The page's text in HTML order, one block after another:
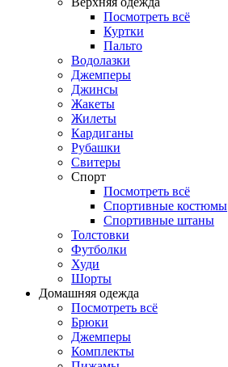
Посмотреть всё
Куртки
Пальто
Водолазки
Джемперы
Джинсы
Жакеты
Жилеты
Кардиганы
Рубашки
Свитеры
Спорт
Посмотреть всё
Спортивные костюмы
Спортивные штаны
Толстовки
Футболки
Худи
Шорты
Домашняя одежда
Посмотреть всё
Брюки
Джемперы
Комплекты